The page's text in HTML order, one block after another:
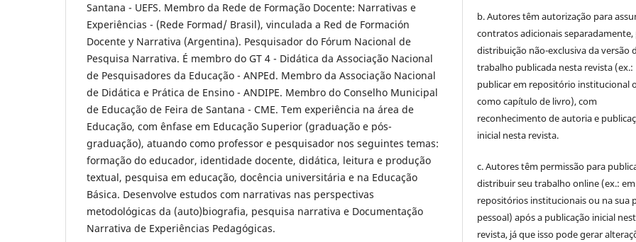
Santana - UEFS. Membro da Rede de Formação Docente: Narrativas e
Experiências - (Rede Formad/ Brasil), vinculada a Red de Formación
Docente y Narrativa (Argentina). Pesquisador do Fórum Nacional de
Pesquisa Narrativa. É membro do GT 4 - Didática da Associação Nacional
de Pesquisadores da Educação - ANPEd. Membro da Associação Nacional
de Didática e Prática de Ensino - ANDIPE. Membro do Conselho Municipal
de Educação de Feira de Santana - CME. Tem experiência na área de
Educação, com ênfase em Educação Superior (graduação e pós-
graduação), atuando como professor e pesquisador nos seguintes temas:
formação do educador, identidade docente, didática, leitura e produção
textual, pesquisa em educação, docência universitária e na Educação
Básica. Desenvolve estudos com narrativas nas perspectivas
metodológicas da (auto)biografia, pesquisa narrativa e Documentação
Narrativa de Experiências Pedagógicas.
b. Autores têm autorização para
contratos adicionais separadamente,
distribuição não-exclusiva da versão
trabalho publicada nesta revista (ex.:
publicar em repositório institucional
como capítulo de livro), com
reconhecimento de autoria e
inicial nesta revista.
c. Autores têm permissão para
distribuir seu trabalho online (ex.: em
repositórios institucionais ou na sua
pessoal) após a publicação inicial
revista, já que isso pode gerar